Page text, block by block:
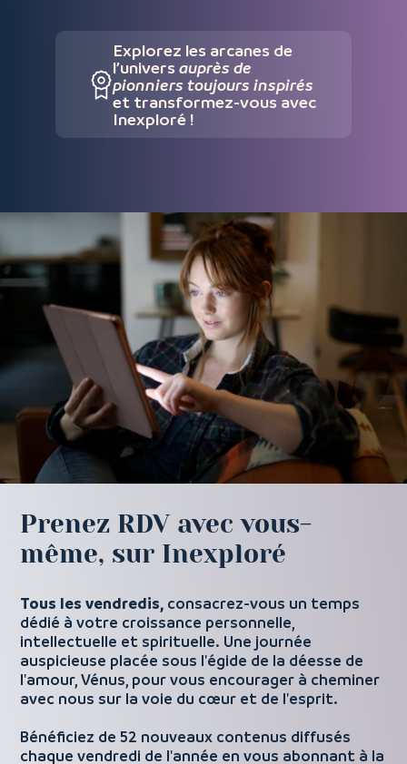
Explorez les arcanes de
l’universauprès de
pionniers toujours inspirés
et transformez-vous avec
Inexploré !
Prenez RDV avec vous-
même, sur Inexploré
Tous les vendredis, consacrez-vous un temps
dédié à votre croissance personnelle,
intellectuelle et spirituelle. Une journée
auspicieuse placée sous l'égide de la déesse de
l'amour, Vénus, pour vous encourager à cheminer
avec nous sur la voie du cœur et de l'esprit.
Bénéficiez de 52 nouveaux contenus diffusés
chaque vendredi de l'année en vous abonnant à la